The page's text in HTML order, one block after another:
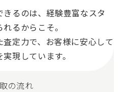
るのは、経験豊富なスタ
るからこそ。
定力で、お客様に安心して
現しています。
の流れ